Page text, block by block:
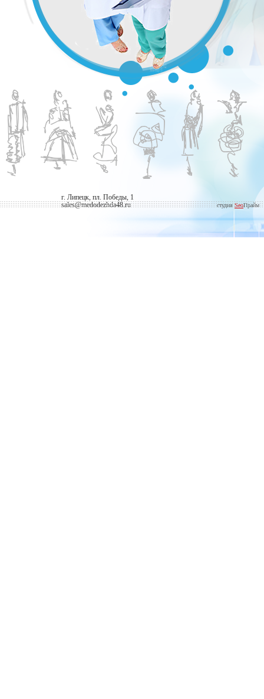
г. Липецк, пл. Победы, 1
sales@medodezhda48.ru
студияSeoПрайм